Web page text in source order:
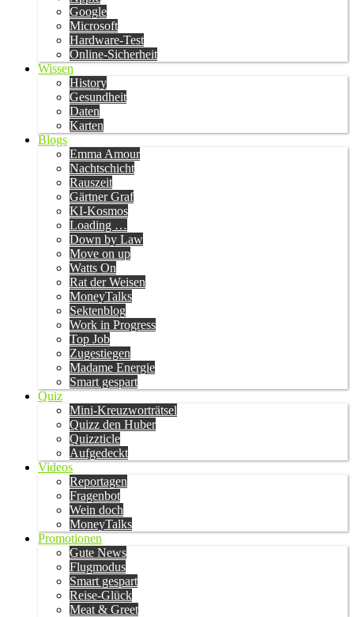
Google
Microsoft
Hardware-Test
Online-Sicherheit
Wissen
History
Gesundheit
Daten
Karten
Blogs
Emma Amour
Nachtschicht
Rauszeit
Gärtner Graf
KI-Kosmos
Loading …
Down by Law
Move on up
Watts On
Rat der Weisen
MoneyTalks
Sektenblog
Work in Progress
Top Job
Zugestiegen
Madame Energie
Smart gespart
Quiz
Mini-Kreuzworträtsel
Quizz den Huber
Quizzticle
Aufgedeckt
Videos
Reportagen
Fragenbot
Wein doch
MoneyTalks
Promotionen
Gute News
Flugmodus
Smart gespart
Reise-Glück
Meat & Greet